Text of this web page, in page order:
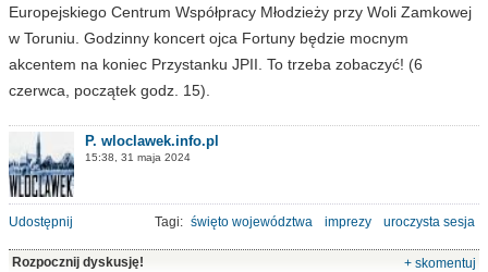
Europejskiego Centrum Współpracy Młodzieży przy Woli Zamkowej
w Toruniu. Godzinny koncert ojca Fortuny będzie mocnym
akcentem na koniec Przystanku JPII. To trzeba zobaczyć! (6
czerwca, początek godz. 15).
P. wloclawek.info.pl
15:38, 31 maja 2024
Udostępnij Tagi: święto województwa imprezy uroczysta sesja
Rozpocznij dyskusję! + skomentuj